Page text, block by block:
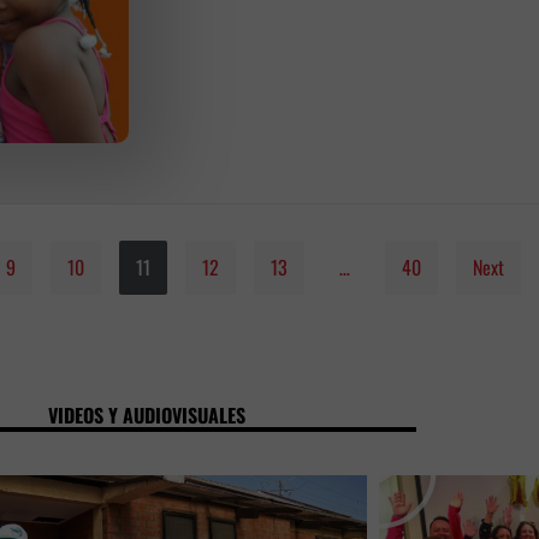
9 10 11 12 13 … 40 Next
VIDEOS Y AUDIOVISUALES
y